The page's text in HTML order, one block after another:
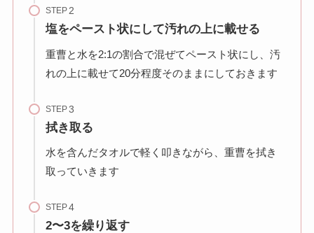
STEP
塩をペースト状にして汚れの上に載せる
重曹と水を2:1の割合で混ぜてペースト状にし、汚
れの上に載せて20分程度そのままにしておきます
STEP
拭き取る
水を含んだタオルで軽く叩きながら、重曹を拭き
取っていきます
STEP
2〜3を繰り返す